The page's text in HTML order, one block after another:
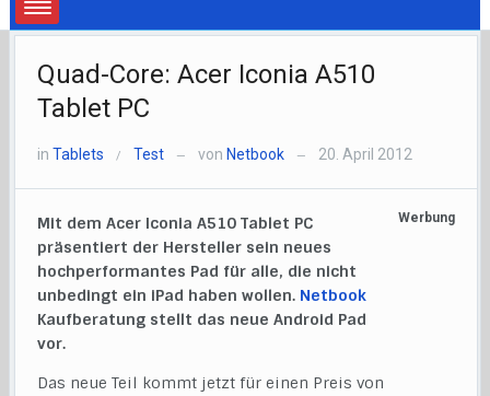
Quad-Core: Acer Iconia A510
Tablet PC
inTablets / Test — von Netbook — 20. April 2012
Mit dem Acer Iconia A510 Tablet PC
präsentiert der Hersteller sein neues
hochperformantes Pad für alle, die nicht
unbedingt ein iPad haben wollen. Netbook
Kaufberatung stellt das neue Android Pad
vor.
Das neue Teil kommt jetzt für einen Preis von
Werbung